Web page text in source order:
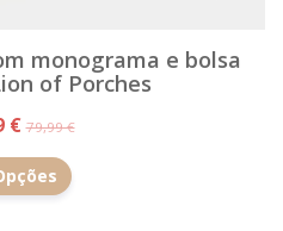
monograma e bolsa
of Porches
€79,99 €